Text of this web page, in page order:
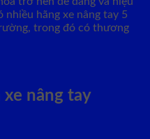
hãng xe nâng tay 5
trong đó có thương
nâng tay